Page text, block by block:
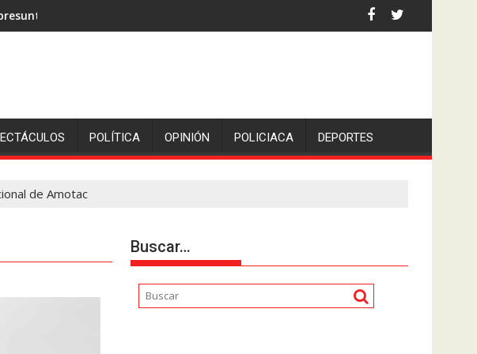
asesinos de la comunicadora Avisack Douglas.
POLÍTICA OPINIÓN POLICIACA DEPORTES
de Amotac
Buscar…